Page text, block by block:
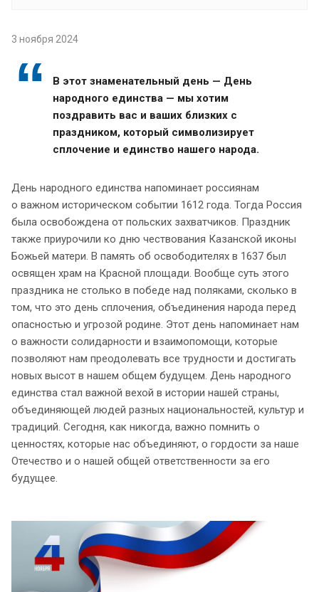
3 ноября 2024
В этот знаменательный день — День
народного единства — мы хотим
поздравить вас и ваших близких с
праздником, который символизирует
сплочение и единство нашего народа.
День народного единства напоминает россиянам
о важном историческом событии 1612 года. Тогда Россия
была освобождена от польских захватчиков. Праздник
также приурочили ко дню чествования Казанской иконы
Божьей матери. В память об освободителях в 1637 был
освящен храм на Красной площади. Вообще суть этого
праздника не столько в победе над поляками, сколько в
том, что это день сплочения, объединения народа перед
опасностью и угрозой родине. Этот день напоминает нам
о важности солидарности и взаимопомощи, которые
позволяют нам преодолевать все трудности и достигать
новых высот в нашем общем будущем. День народного
единства стал важной вехой в истории нашей страны,
объединяющей людей разных национальностей, культур и
традиций. Сегодня, как никогда, важно помнить о
ценностях, которые нас объединяют, о гордости за наше
Отечество и о нашей общей ответственности за его
будущее.